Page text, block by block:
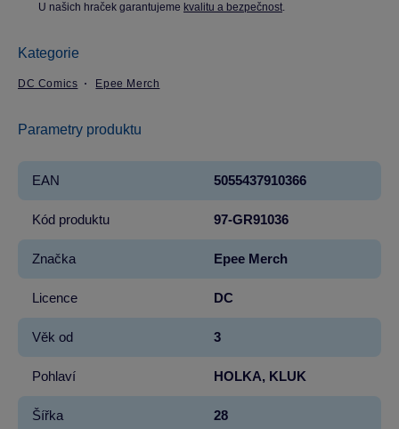
U našich hraček garantujeme kvalitu a bezpečnost.
Kategorie
DC Comics Epee Merch
Parametry produktu
EAN 5055437910366
Kód produktu 97-GR91036
Značka Epee Merch
Licence DC
Věk od 3
Pohlaví HOLKA, KLUK
Šířka 28